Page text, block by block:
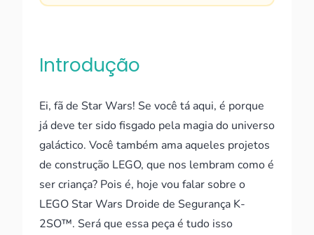
Introdução
Ei, fã de Star Wars! Se você tá aqui, é porque
já deve ter sido fisgado pela magia do universo
galáctico. Você também ama aqueles projetos
de construção LEGO, que nos lembram como é
ser criança? Pois é, hoje vou falar sobre o
LEGO Star Wars Droide de Segurança K-
2SO™. Será que essa peça é tudo isso